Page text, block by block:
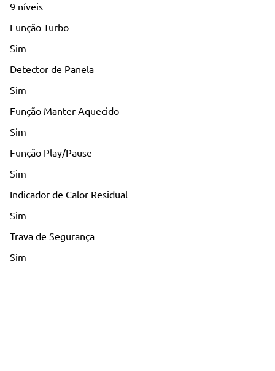
9 níveis
Função Turbo
Sim
Detector de Panela
Sim
Função Manter Aquecido
Sim
Função Play/Pause
Sim
Indicador de Calor Residual
Sim
Trava de Segurança
Sim